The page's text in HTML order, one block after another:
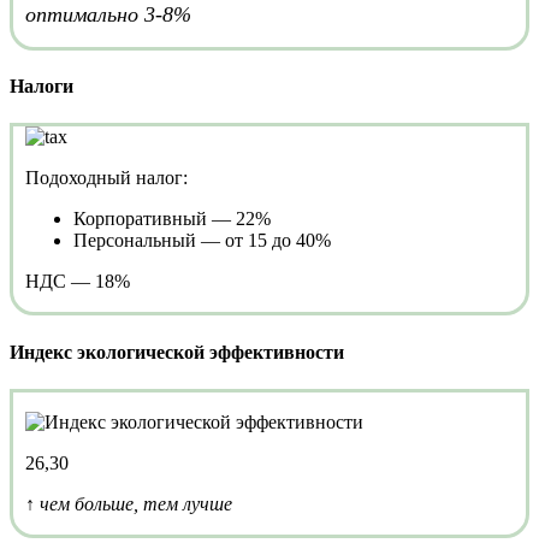
оптимально 3-8%
Налоги
Подоходный налог:
Корпоративный — 22%
Персональный — от 15 до 40%
НДС — 18%
Индекс экологической эффективности
26,30
↑ чем больше, тем лучше